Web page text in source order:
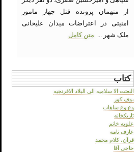
از متهمان پرونده قتل چهار مامور
امنیتی در اعتراضات میدان علیخانی
ملک شهر ... متن کامل
کتاب
البعثت الا سلامیه الی البلاد الافرنجیه
بوف کور
وغ وغ ساهاب
تاریکخانه
علویه خانم
عارف نامه
قرآن، کلام محمد
حاجی آقا